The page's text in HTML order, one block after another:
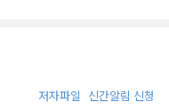
께 옆에 앉아 있는 듯했
바라보면서, 딸아이의 웃
저자파일 신간알림 신청